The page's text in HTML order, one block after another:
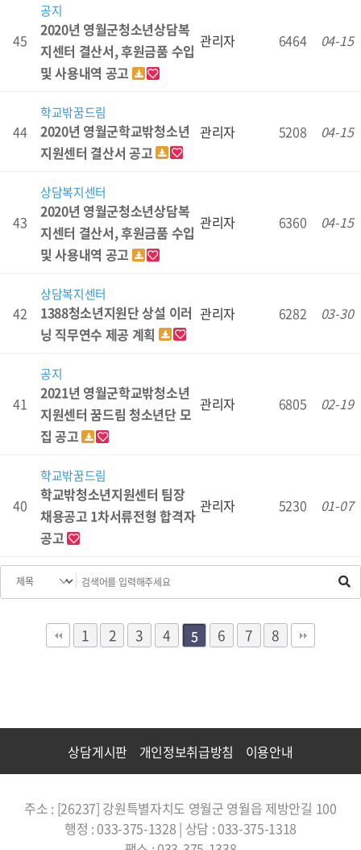
45
공지
2020년 영월군청소년상담복
지센터 결산서, 후원금품 수입
및 사용내역 공고
관리자 6464 04-15
44
학교밖꿈드림
2020년 영월군학교밖청소년
지원센터 결산서 공고
관리자 5208 04-15
43
상담복지센터
2020년 영월군청소년상담복
지센터 결산서, 후원금품 수입
및 사용내역 공고
관리자 6360 04-15
42
상담복지센터
1388청소년지원단 상설 이러
닝 직무연수 제공 계획
관리자 6282 03-30
41
공지
2021년 영월군학교밖청소년
지원센터 꿈드림 청소년단 모
집 공고
관리자 6805 02-19
40
학교밖꿈드림
학교밖청소년지원센터 팀장
채용공고 1차서류전형 합격자
공고
관리자 5230 01-07
1 2 3 4 5 6 7 8
상담게시판 개인정보취급방침 이용안내
주소 : [26237] 강원특별자치도 영월군 영월읍 제방안길 100
행정 : 033-375-1328 | 상담 : 033-375-1318